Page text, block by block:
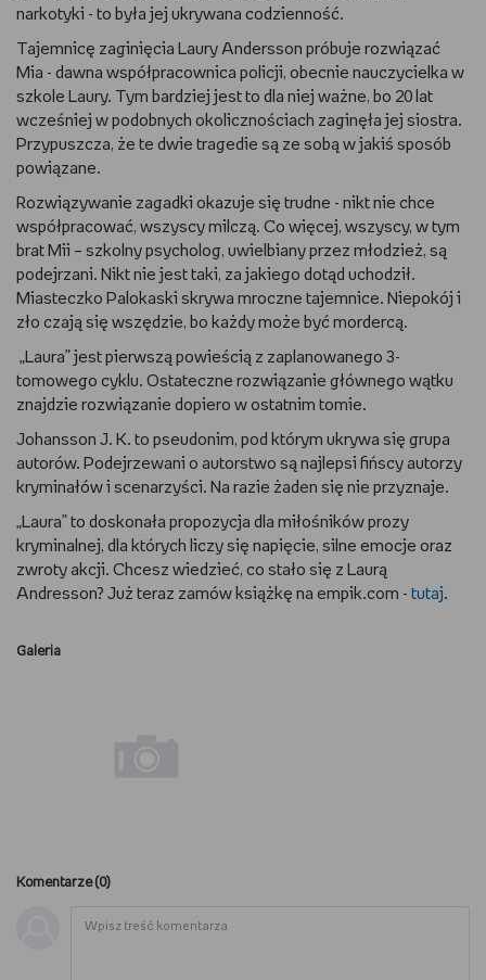
PORADNIKI
WYWIADY
WSZYSTKO O LEGO
REDAKCJA
WYDARZENIA
POD PATRONATEM EMPIKU
narkotyki - to była jej ukrywana codzienność.
Tajemnicę zaginięcia Laury Andersson próbuje rozwiązać
Mia - dawna współpracownica policji, obecnie nauczycielka w
szkole Laury. Tym bardziej jest to dla niej ważne, bo 20 lat
wcześniej w podobnych okolicznościach zaginęła jej siostra.
Przypuszcza, że te dwie tragedie są ze sobą w jakiś sposób
powiązane.
Rozwiązywanie zagadki okazuje się trudne - nikt nie chce
współpracować, wszyscy milczą. Co więcej, wszyscy, w tym
brat Mii – szkolny psycholog, uwielbiany przez młodzież, są
podejrzani. Nikt nie jest taki, za jakiego dotąd uchodził.
Miasteczko Palokaski skrywa mroczne tajemnice. Niepokój i
zło czają się wszędzie, bo każdy może być mordercą.
„Laura” jest pierwszą powieścią z zaplanowanego 3-
tomowego cyklu. Ostateczne rozwiązanie głównego wątku
znajdzie rozwiązanie dopiero w ostatnim tomie.
Johansson J. K. to pseudonim, pod którym ukrywa się grupa
autorów. Podejrzewani o autorstwo są najlepsi fińscy autorzy
kryminałów i scenarzyści. Na razie żaden się nie przyznaje.
„Laura” to doskonała propozycja dla miłośników prozy
kryminalnej, dla których liczy się napięcie, silne emocje oraz
zwroty akcji. Chcesz wiedzieć, co stało się z Laurą
Andresson? Już teraz zamów książkę na empik.com - tutaj.
Galeria
Komentarze (0)